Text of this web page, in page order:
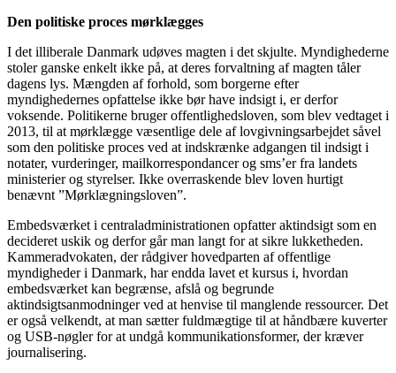
Den politiske proces mørklægges
I det illiberale Danmark udøves magten i det skjulte. Myndighederne
stoler ganske enkelt ikke på, at deres forvaltning af magten tåler
dagens lys. Mængden af forhold, som borgerne efter
myndighedernes opfattelse ikke bør have indsigt i, er derfor
voksende. Politikerne bruger offentlighedsloven, som blev vedtaget i
2013, til at mørklægge væsentlige dele af lovgivningsarbejdet såvel
som den politiske proces ved at indskrænke adgangen til indsigt i
notater, vurderinger, mailkorrespondancer og sms’er fra landets
ministerier og styrelser. Ikke overraskende blev loven hurtigt
benævnt ”Mørklægningsloven”.
Embedsværket i centraladministrationen opfatter aktindsigt som en
decideret uskik og derfor går man langt for at sikre lukketheden.
Kammeradvokaten, der rådgiver hovedparten af offentlige
myndigheder i Danmark, har endda lavet et kursus i, hvordan
embedsværket kan begrænse, afslå og begrunde
aktindsigtsanmodninger ved at henvise til manglende ressourcer. Det
er også velkendt, at man sætter fuldmægtige til at håndbære kuverter
og USB-nøgler for at undgå kommunikationsformer, der kræver
journalisering.